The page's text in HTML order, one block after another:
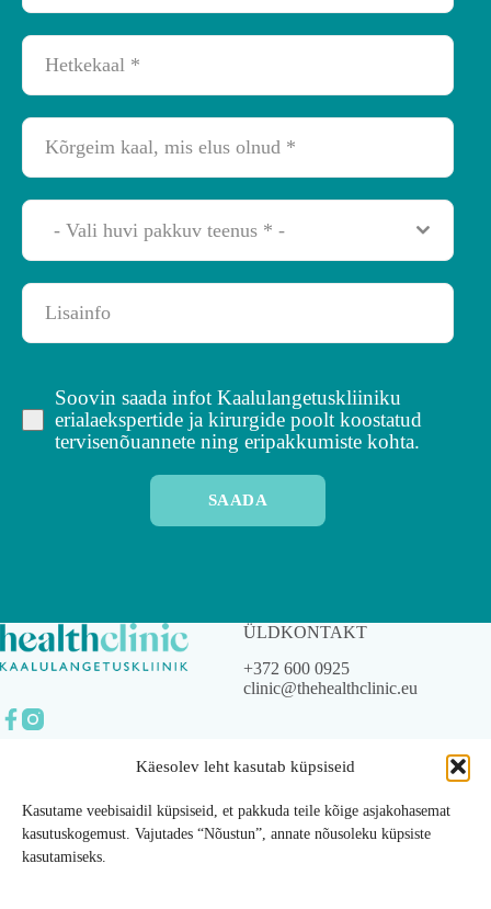
Käesolev leht kasutab küpsiseid
Kasutame veebisaidil küpsiseid, et pakkuda teile kõige asjakohasemat
kasutuskogemust. Vajutades “Nõustun”, annate nõusoleku küpsiste
kasutamiseks.
- Vali huvi pakkuv teenus * -
Soovin saada infot Kaalulangetuskliiniku
erialaekspertide ja kirurgide poolt koostatud
tervisenõuannete ning eripakkumiste kohta.
SAADA
OÜ.
ÜLDKONTAKT
+372 600 0925
clinic@thehealthclinic.eu